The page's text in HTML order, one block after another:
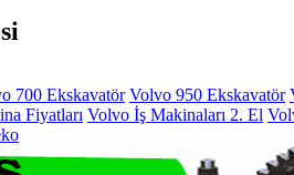
700 Ekskavatör Volvo 950 Ekskavatör
Fiyatları Volvo İş Makinaları 2. El